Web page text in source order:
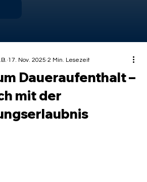
Daueraufenthalt –
mit der
17. Nov. 2025 2 Min. Lesezeit